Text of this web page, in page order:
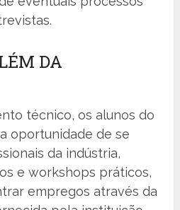
DA
técnico, os alunos do
oportunidade de se
da indústria,
e workshops práticos,
empregos através da